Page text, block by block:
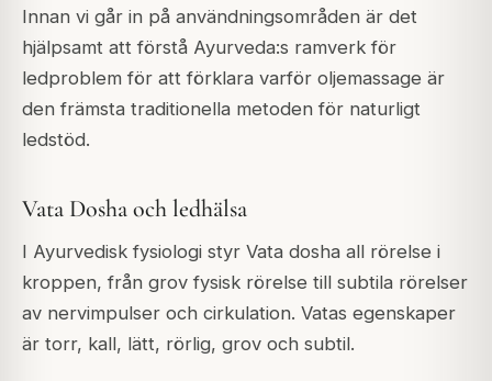
Innan vi går in på användningsområden är det
hjälpsamt att förstå Ayurveda:s ramverk för
ledproblem för att förklara varför oljemassage är
den främsta traditionella metoden för naturligt
ledstöd.
Vata Dosha och ledhälsa
I Ayurvedisk fysiologi styr Vata dosha all rörelse i
kroppen, från grov fysisk rörelse till subtila rörelser
av nervimpulser och cirkulation. Vatas egenskaper
är torr, kall, lätt, rörlig, grov och subtil.